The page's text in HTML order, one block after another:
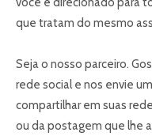
que tratam do mesmo
Seja o nosso parceiro.
rede social e nos envie
compartilhar em suas
ou da postagem que lhe